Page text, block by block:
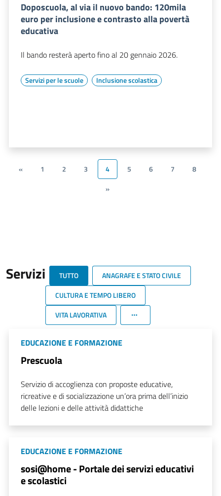
Doposcuola, al via il nuovo bando: 120mila
euro per inclusione e contrasto alla povertà
educativa
Il bando resterà aperto fino al 20 gennaio 2026.
Servizi per le scuole Inclusione scolastica
« 1 2 3 4 5 6 7
8
»
Servizi TUTTO
ANAGRAFE E STATO CIVILE
CULTURA E TEMPO LIBERO
VITA LAVORATIVA
EDUCAZIONE E FORMAZIONE
Prescuola
Servizio di accoglienza con proposte educative,
ricreative e di socializzazione un’ora prima dell’inizio
delle lezioni e delle attività didattiche
EDUCAZIONE E FORMAZIONE
sosi@home - Portale dei servizi educativi
e scolastici